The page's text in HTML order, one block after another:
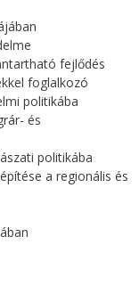
fejlődés
foglalkozó
politikába
és
politikába
a regionális és